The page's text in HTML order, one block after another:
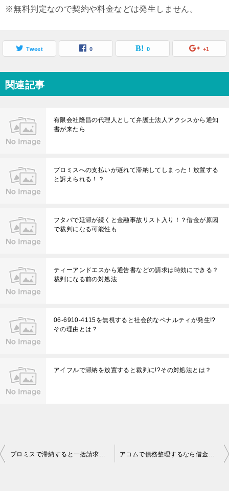
※無料判定なので契約や料金などは発生しません。
Tweet 0 0 +1
関連記事
有限会社隆昌の代理人として弁護士法人アクシスから通知
書が来たら
プロミスへの支払いが遅れて滞納してしまった！放置する
と訴えられる！？
フタバで延滞が続くと金融事故リスト入り！？借金が原因
で裁判になる可能性も
ティーアンドエスから通告書などの請求は時効にできる？
裁判になる前の対処法
06-6910-4115を無視すると社会的なペナルティが発生!?
その理由とは？
アイフルで滞納を放置すると裁判に!?その対処法とは？
投
プロミスで滞納すると一括請求される！？裁判になることも…！？ アコムで債務整理するなら借金はいくらから？70万以下は損する！？